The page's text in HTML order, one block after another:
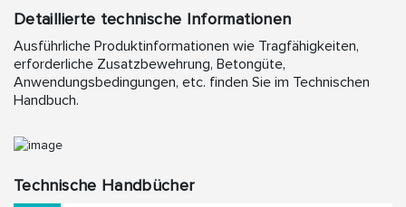
Detaillierte technische Informationen
Ausführliche Produktinformationen wie Tragfähigkeiten,
erforderliche Zusatzbewehrung, Betongüte,
Anwendungsbedingungen, etc. finden Sie im Technischen
Handbuch.
Technische Handbücher